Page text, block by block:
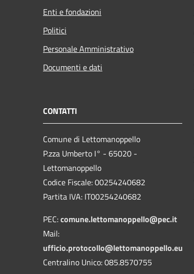
Enti e fondazioni
Politici
Personale Amministrativo
Documenti e dati
CONTATTI
Comune di Lettomanoppello
P.zza Umberto I° - 65020 -
Lettomanoppello
Codice Fiscale: 00254240682
Partita IVA: IT00254240682
PEC:comune.lettomanoppello@pec.it
Mail:
ufficio.protocollo@lettomanoppello.eu
Centralino Unico: 085.8570755